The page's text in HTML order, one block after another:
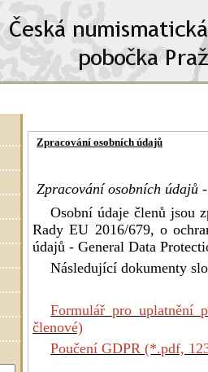
Zpracování osobních údajů
Zpracování osobních údajů
Osobní údaje členů jsou
Rady EU 2016/679, o
údajů - General Data
Následující dokumenty
Formulář pro uplatnění
členové)
Poučení GDPR (*.pdf,